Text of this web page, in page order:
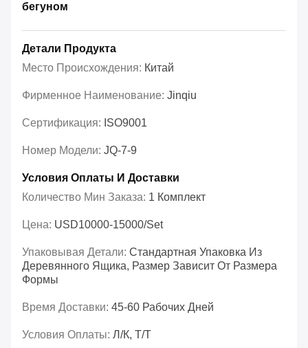
бегуном
Детали Продукта
Место Происхождения: Китай
Фирменное Наименование: Jinqiu
Сертификация: ISO9001
Номер Модели: JQ-7-9
Условия Оплаты И Доставки
Количество Мин Заказа: 1 Комплект
Цена: USD10000-15000/set
Упаковывая Детали: Стандартная Упаковка Из
Деревянного Ящика, Размер Зависит От Размера
Формы
Время Доставки: 45-60 Рабочих Дней
Условия Оплаты: Л/К, Т/Т